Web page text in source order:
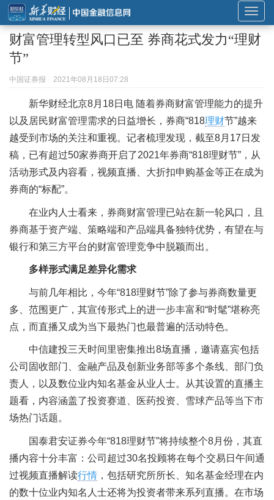
展
开
或
导
航
财富管理转型风口已至 券商花式发力“理财
节”
中国证券报 2021年08月18日07:28
新华财经北京8月18日电 随着券商财富管理能力的提升
以及居民财富管理需求的日益增长，券商“818理财节”越来
越受到市场的关注和重视。记者梳理发现，截至8月17日发
稿，已有超过50家券商开启了2021年券商“818理财节”，从
活动形式及内容看，视频直播、大折扣申购基金等正在成为
券商的“标配”。
在业内人士看来，券商财富管理已站在新一轮风口，且
券商基于资产端、策略端和产品端具备独特优势，有望在与
银行和第三方平台的财富管理竞争中脱颖而出。
多样形式满足差异化需求
与前几年相比，今年“818理财节”除了参与券商数量更
多、范围更广，其宣传形式上的进一步丰富和“时髦”堪称亮
点，而直播又成为当下最热门也最普遍的活动特色。
中信建投三天时间里密集推出8场直播，邀请嘉宾包括
公司固收部门、金融产品及创新业务部等多个条线、部门负
责人，以及数位业内知名基金从业人士。从其设置的直播主
题看，内容涵盖了投资赛道、医药投资、雪球产品等当下市
场热门话题。
国泰君安证券今年“818理财节”将持续整个8月份，其直
播内容十分丰富：公司超过30名投顾将在每个交易日午间通
过视频直播解读行情 ，包括研究所所长、知名基金经理在内
的数十位业内知名人士还将为投资者带来系列直播。在市场